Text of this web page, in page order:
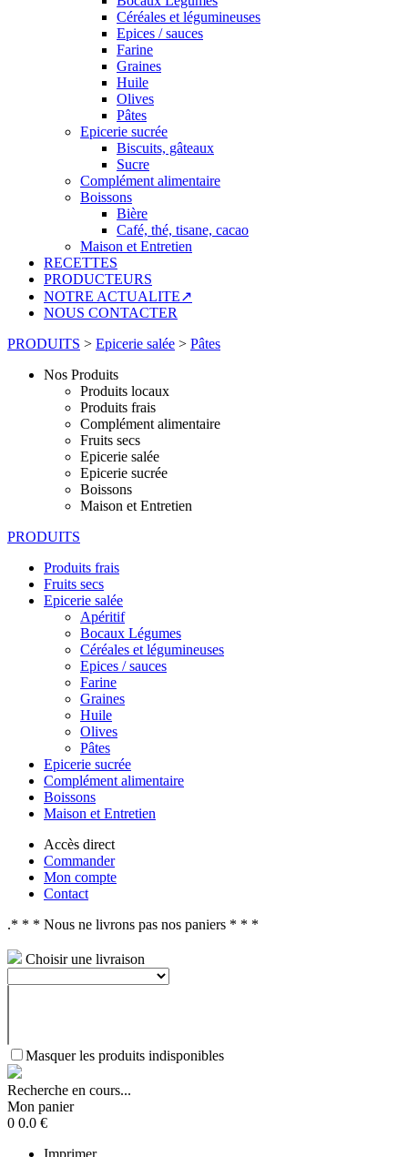
Céréales et légumineuses
Epices / sauces
Farine
Graines
Huile
Olives
Pâtes
Epicerie sucrée
Biscuits, gâteaux
Sucre
Complément alimentaire
Boissons
Bière
Café, thé, tisane, cacao
Maison et Entretien
RECETTES
PRODUCTEURS
NOTRE ACTUALITE↗
NOUS CONTACTER
PRODUITS > Epicerie salée > Pâtes
Nos Produits
Produits locaux
Produits frais
Complément alimentaire
Fruits secs
Epicerie salée
Epicerie sucrée
Boissons
Maison et Entretien
PRODUITS
Produits frais
Fruits secs
Epicerie salée
Apéritif
Bocaux Légumes
Céréales et légumineuses
Epices / sauces
Farine
Graines
Huile
Olives
Pâtes
Epicerie sucrée
Complément alimentaire
Boissons
Maison et Entretien
Accès direct
Commander
Mon compte
Contact
.* * * Nous ne livrons pas nos paniers * * *
Choisir une livraison
Masquer les produits indisponibles
Recherche en cours...
Mon panier
0 0.0 €
Imprimer